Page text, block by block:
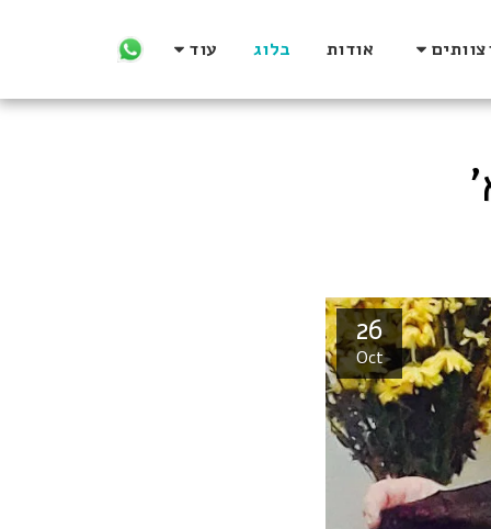
אודות בלוג עוד
26
Oct